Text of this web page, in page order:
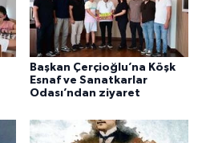
Başkan Çerçioğlu’na Köşk
Esnaf ve Sanatkarlar
Odası’ndan ziyaret